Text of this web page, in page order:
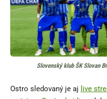
Slovenský klub ŠK Slovan
Ostro sledovaný je aj live